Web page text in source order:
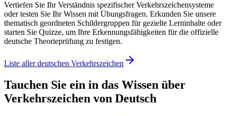
Vertiefen Sie Ihr Verständnis spezifischer Verkehrszeichensysteme
oder testen Sie Ihr Wissen mit Übungsfragen. Erkunden Sie unsere
thematisch geordneten Schildergruppen für gezielte Lerninhalte oder
starten Sie Quizze, um Ihre Erkennungsfähigkeiten für die offizielle
deutsche Theorieprüfung zu festigen.
Liste aller deutschen Verkehrszeichen
Tauchen Sie ein in das Wissen über
Verkehrszeichen von Deutsch